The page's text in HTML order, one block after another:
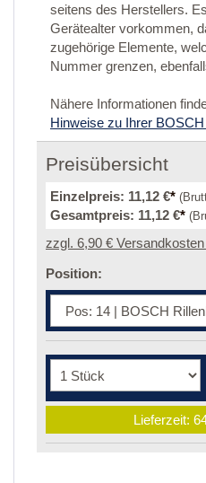
seitens des Herstellers.
Gerätealter vorkommen,
zugehörige Elemente,
Nummer grenzen,
Nähere Informationen
Hinweise zu Ihrer
Preisübersicht
Einzelpreis: 11,12 €*
Gesamtpreis: 11,12 €*
zzgl. 6,90 €
Position:
Lieferzeit: